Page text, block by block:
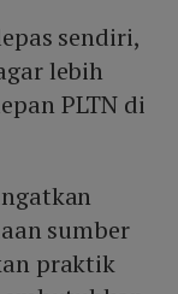
sendiri,
lebih
PLTN di
sumber
praktik